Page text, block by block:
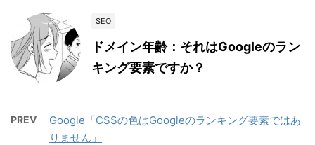
SEO
ドメイン年齢：それはGoogleのラン
キング要素ですか？
PREV
Google「CSSの色はGoogleのランキング要素ではあ
りません」